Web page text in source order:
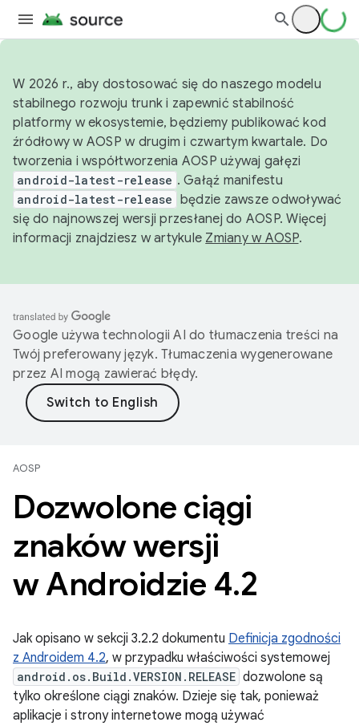
W 2026 r., aby dostosować się do naszego modelu
stabilnego rozwoju trunk i zapewnić stabilność
platformy w ekosystemie, będziemy publikować kod
źródłowy w AOSP w drugim i czwartym kwartale. Do
tworzenia i współtworzenia AOSP używaj gałęzi
android-latest-release . Gałąź manifestu
android-latest-release będzie zawsze odwoływać
się do najnowszej wersji przesłanej do AOSP. Więcej
informacji znajdziesz w artykule Zmiany w AOSP.
Google używa technologii AI do tłumaczenia treści na
Twój preferowany język. Tłumaczenia wygenerowane
przez AI mogą zawierać błędy.
AOSP
Dozwolone ciągi
znaków wersji
w Androidzie 4.2
Jak opisano w sekcji 3.2.2 dokumentu Definicja zgodności
z Androidem 4.2, w przypadku właściwości systemowej
android.os.Build.VERSION.RELEASE dozwolone są
tylko określone ciągi znaków. Dzieje się tak, ponieważ
aplikacje i strony internetowe mogą używać